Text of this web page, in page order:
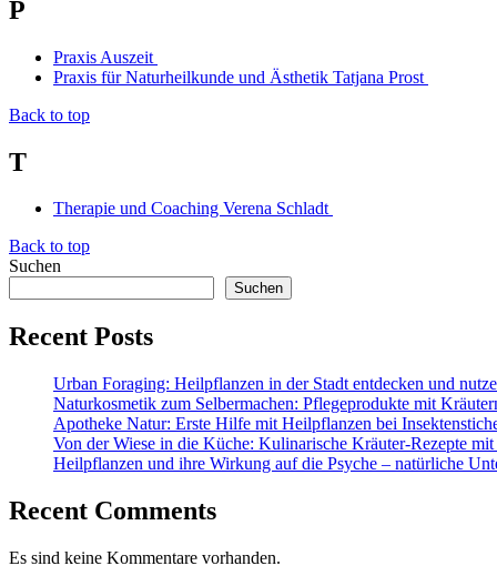
P
Praxis Auszeit
Praxis für Naturheilkunde und Ästhetik Tatjana Prost
Back to top
T
Therapie und Coaching Verena Schladt
Back to top
Suchen
Suchen
Recent Posts
Urban Foraging: Heilpflanzen in der Stadt entdecken und
Naturkosmetik zum Selbermachen: Pflegeprodukte mit
Apotheke Natur: Erste Hilfe mit Heilpflanzen bei
Von der Wiese in die Küche: Kulinarische Kräuter-Rezepte
Heilpflanzen und ihre Wirkung auf die Psyche – natürliche
Recent Comments
Es sind keine Kommentare vorhanden.